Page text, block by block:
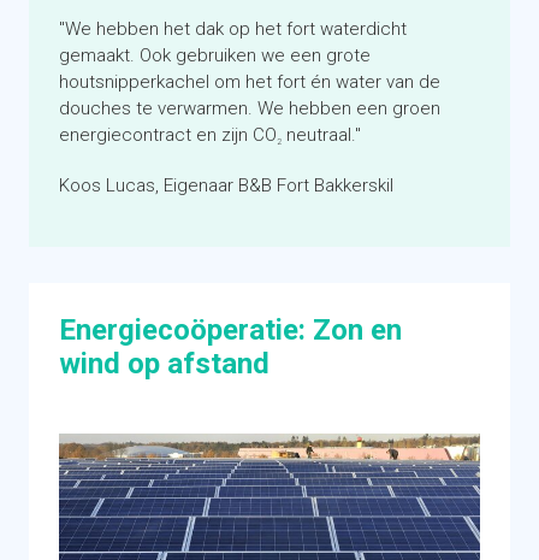
Nederland
Let goed op hoe ‘groen’ een energiecontract
daadwerkelijk is
Groen- of ecogas houdt in dat uw gasverbruik
"We hebben het dak op het fort waterdicht
gemaakt. Ook gebruiken we een grote
houtsnipperkachel om het fort én water van de
douches te verwarmen. We hebben een groen
energiecontract en zijn CO2 neutraal."
Koos Lucas, Eigenaar B&B Fort Bakkerskil
Energiecoöperatie: Zon en
wind op afstand